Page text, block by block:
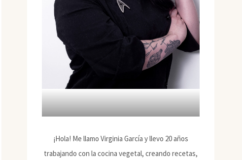
¡Hola! Me llamo Virginia García y llevo 20 años
trabajando con la cocina vegetal, creando recetas,